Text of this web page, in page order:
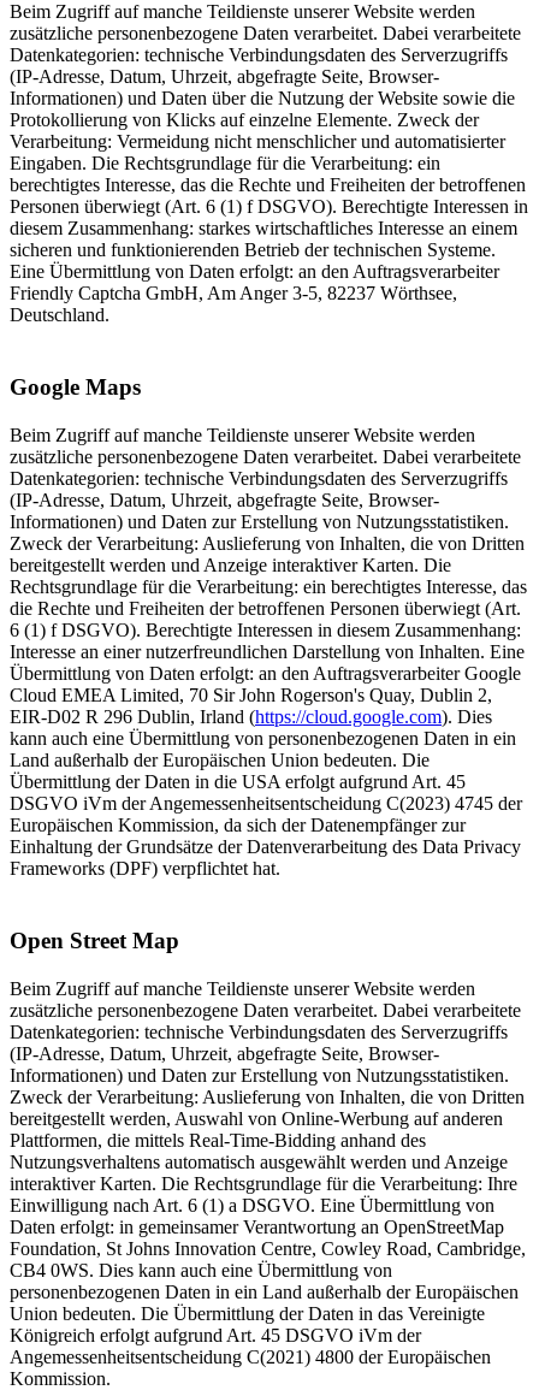
Beim Zugriff auf manche Teildienste unserer Website werden
zusätzliche personenbezogene Daten verarbeitet. Dabei verarbeitete
Datenkategorien: technische Verbindungsdaten des Serverzugriffs
(IP-Adresse, Datum, Uhrzeit, abgefragte Seite, Browser-
Informationen) und Daten über die Nutzung der Website sowie die
Protokollierung von Klicks auf einzelne Elemente. Zweck der
Verarbeitung: Vermeidung nicht menschlicher und automatisierter
Eingaben. Die Rechtsgrundlage für die Verarbeitung: ein
berechtigtes Interesse, das die Rechte und Freiheiten der betroffenen
Personen überwiegt (Art. 6 (1) f DSGVO). Berechtigte Interessen in
diesem Zusammenhang: starkes wirtschaftliches Interesse an einem
sicheren und funktionierenden Betrieb der technischen Systeme.
Eine Übermittlung von Daten erfolgt: an den Auftragsverarbeiter
Friendly Captcha GmbH, Am Anger 3-5, 82237 Wörthsee,
Deutschland.
Google Maps
Beim Zugriff auf manche Teildienste unserer Website werden
zusätzliche personenbezogene Daten verarbeitet. Dabei verarbeitete
Datenkategorien: technische Verbindungsdaten des Serverzugriffs
(IP-Adresse, Datum, Uhrzeit, abgefragte Seite, Browser-
Informationen) und Daten zur Erstellung von Nutzungsstatistiken.
Zweck der Verarbeitung: Auslieferung von Inhalten, die von Dritten
bereitgestellt werden und Anzeige interaktiver Karten. Die
Rechtsgrundlage für die Verarbeitung: ein berechtigtes Interesse, das
die Rechte und Freiheiten der betroffenen Personen überwiegt (Art.
6 (1) f DSGVO). Berechtigte Interessen in diesem Zusammenhang:
Interesse an einer nutzerfreundlichen Darstellung von Inhalten. Eine
Übermittlung von Daten erfolgt: an den Auftragsverarbeiter Google
Cloud EMEA Limited, 70 Sir John Rogerson's Quay, Dublin 2,
EIR-D02 R 296 Dublin, Irland (https://cloud.google.com). Dies
kann auch eine Übermittlung von personenbezogenen Daten in ein
Land außerhalb der Europäischen Union bedeuten. Die
Übermittlung der Daten in die USA erfolgt aufgrund Art. 45
DSGVO iVm der Angemessenheitsentscheidung C(2023) 4745 der
Europäischen Kommission, da sich der Datenempfänger zur
Einhaltung der Grundsätze der Datenverarbeitung des Data Privacy
Frameworks (DPF) verpflichtet hat.
Open Street Map
Beim Zugriff auf manche Teildienste unserer Website werden
zusätzliche personenbezogene Daten verarbeitet. Dabei verarbeitete
Datenkategorien: technische Verbindungsdaten des Serverzugriffs
(IP-Adresse, Datum, Uhrzeit, abgefragte Seite, Browser-
Informationen) und Daten zur Erstellung von Nutzungsstatistiken.
Zweck der Verarbeitung: Auslieferung von Inhalten, die von Dritten
bereitgestellt werden, Auswahl von Online-Werbung auf anderen
Plattformen, die mittels Real-Time-Bidding anhand des
Nutzungsverhaltens automatisch ausgewählt werden und Anzeige
interaktiver Karten. Die Rechtsgrundlage für die Verarbeitung: Ihre
Einwilligung nach Art. 6 (1) a DSGVO. Eine Übermittlung von
Daten erfolgt: in gemeinsamer Verantwortung an OpenStreetMap
Foundation, St Johns Innovation Centre, Cowley Road, Cambridge,
CB4 0WS. Dies kann auch eine Übermittlung von
personenbezogenen Daten in ein Land außerhalb der Europäischen
Union bedeuten. Die Übermittlung der Daten in das Vereinigte
Königreich erfolgt aufgrund Art. 45 DSGVO iVm der
Angemessenheitsentscheidung C(2021) 4800 der Europäischen
Kommission.